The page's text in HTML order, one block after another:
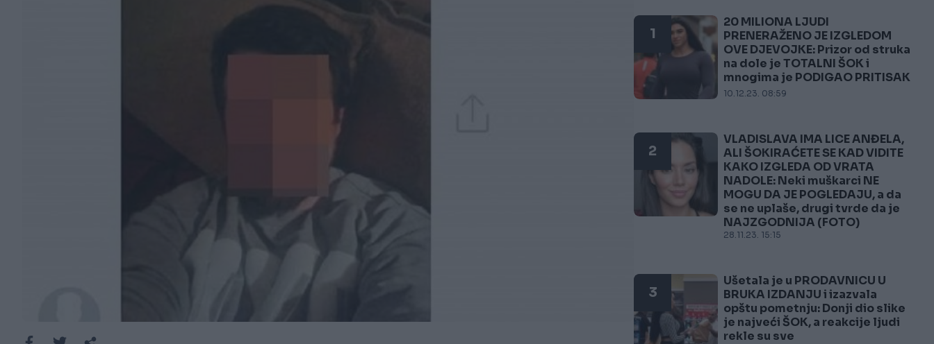
1
20 MILIONA LJUDI
PRENERAŽENO JE IZGLEDOM
OVE DJEVOJKE: Prizor od struka
na dole je TOTALNI ŠOK i
mnogima je PODIGAO PRITISAK
10.12.23. 08:59
2
VLADISLAVA IMA LICE ANĐELA,
ALI ŠOKIRAĆETE SE KAD VIDITE
KAKO IZGLEDA OD VRATA
NADOLE: Neki muškarci NE
MOGU DA JE POGLEDAJU, a da
se ne uplaše, drugi tvrde da je
NAJZGODNIJA (FOTO)
28.11.23. 15:15
3
Ušetala je u PRODAVNICU U
BRUKA IZDANJU i izazvala
opštu pometnju: Donji dio slike
je najveći ŠOK, a reakcije ljudi
rekle su sve